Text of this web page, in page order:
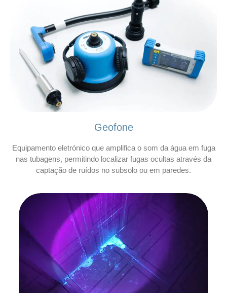
Geofone
Equipamento eletrónico que amplifica o som da água em fuga
nas tubagens, permitindo localizar fugas ocultas através da
captação de ruídos no subsolo ou em paredes.